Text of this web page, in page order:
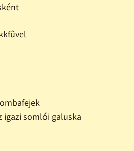
igazi somlói galuska